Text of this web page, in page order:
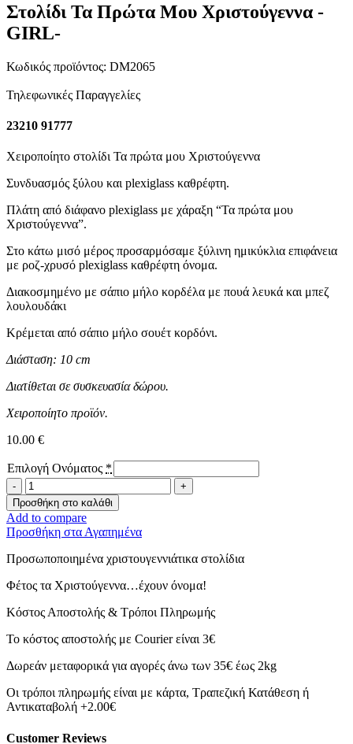
Στολίδι Τα Πρώτα Μου Χριστούγεννα -
GIRL-
Κωδικός προϊόντος: DM2065
Τηλεφωνικές Παραγγελίες
23210 91777
Χειροποίητο στολίδι Τα πρώτα μου Χριστούγεννα
Συνδυασμός ξύλου και plexiglass καθρέφτη.
Πλάτη από διάφανο plexiglass με χάραξη “Τα πρώτα μου
Χριστούγεννα”.
Στο κάτω μισό μέρος προσαρμόσαμε ξύλινη ημικύκλια επιφάνεια
με ροζ-χρυσό plexiglass καθρέφτη όνομα.
Διακοσμημένο με σάπιο μήλο κορδέλα με πουά λευκά και μπεζ
λουλουδάκι
Κρέμεται από σάπιο μήλο σουέτ κορδόνι.
Διάσταση: 10 cm
Διατίθεται σε συσκευασία δώρου.
Χειροποίητο προϊόν.
10.00 €
Επιλογή Ονόματος *
Στολίδι
Τα
Πρώτα
Μου
Χριστούγεννα
-
ποσότητα
Προσθήκη στο καλάθι
Add to compare
Προσθήκη στα Αγαπημένα
Προσωποποιημένα χριστουγεννιάτικα στολίδια
Φέτος τα Χριστούγεννα…έχουν όνομα!
Κόστος Αποστολής & Τρόποι Πληρωμής
Το κόστος αποστολής με Courier είναι 3€
Δωρεάν μεταφορικά για αγορές άνω των 35€ έως 2kg
Οι τρόποι πληρωμής είναι με κάρτα, Τραπεζική Κατάθεση ή
Αντικαταβολή +2.00€
Customer Reviews